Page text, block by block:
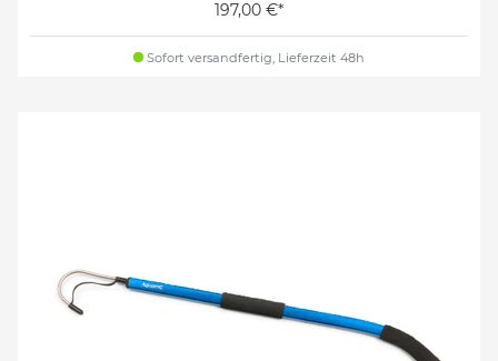
197,00 €*
Sofort versandfertig, Lieferzeit 48h